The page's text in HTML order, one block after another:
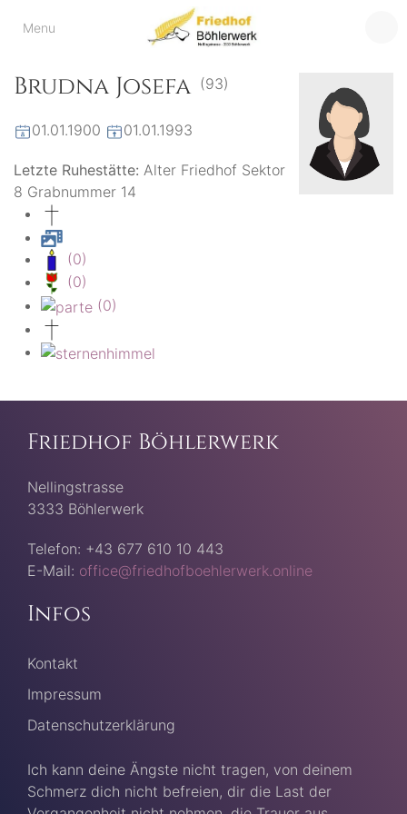
Menu
Friedhof
der virtuelle Friedhof
Brudna Josefa (93)
01.01.1900 01.01.1993
Letzte Ruhestätte: Alter Friedhof Sektor
8 Grabnummer 14
(0)
(0)
(0)
Friedhof Böhlerwerk
Nellingstrasse
3333 Böhlerwerk
Telefon: +43 677 610 10 443
E-Mail: office@friedhofboehlerwerk.online
Infos
Kontakt
Impressum
Datenschutzerklärung
Ich kann deine Ängste nicht tragen, von deinem
Schmerz dich nicht befreien, dir die Last der